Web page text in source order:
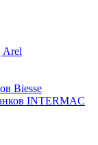
Arel
Biesse
INTERMAC